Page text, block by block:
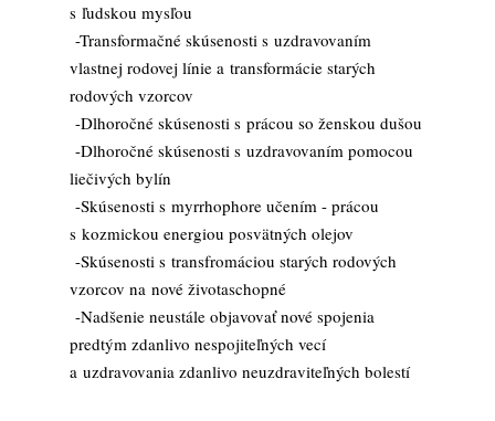
s ľudskou mysľou
-Transformačné skúsenosti s uzdravovaním
vlastnej rodovej línie a transformácie starých
rodových vzorcov
-Dlhoročné skúsenosti s prácou so ženskou dušou
-Dlhoročné skúsenosti s uzdravovaním pomocou
liečivých bylín
-Skúsenosti s myrrhophore učením - prácou
s kozmickou energiou posvätných olejov
-Skúsenosti s transfromáciou starých rodových
vzorcov na nové životaschopné
-Nadšenie neustále objavovať nové spojenia
predtým zdanlivo nespojiteľných vecí
a uzdravovania zdanlivo neuzdraviteľných bolestí